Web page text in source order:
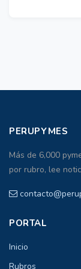
PERUPYMES
Más de 6,000
por rubro, lee
PORTAL
Inicio
Rubros